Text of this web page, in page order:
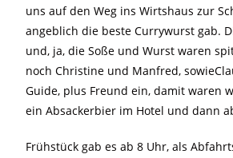
uns auf den Weg ins Wirtshaus zur
angeblich die beste Currywurst gab.
und, ja, die Soße und Wurst waren
noch Christine und Manfred,
Guide, plus Freund ein, damit waren
ein Absackerbier im Hotel und dann
Frühstück gab es ab 8 Uhr, als